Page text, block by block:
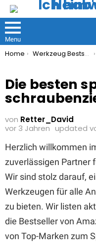
Menu
You are here:
Home Werkzeug Bestseller
Die besten
von Retter_David
vor 3 Jahren updated
Herzlich willkommen
zuverlässigen Partner
Wir sind stolz darauf,
Werkzeugen für alle
zu bieten. Wir listen
die Bestseller von
von Top-Marken zum